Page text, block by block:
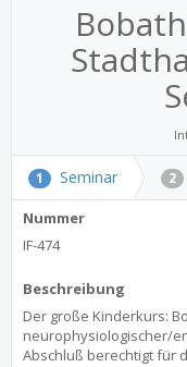
1 Seminar 2
Nummer
IF-474
Beschreibung
Der große Kinderkurs:
neurophysiologischer/
Abschluß berechtigt für